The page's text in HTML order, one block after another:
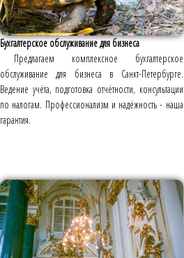
Бухгалтерское обслуживание для бизнеса
Предлагаем комплексное бухгалтерское
обслуживание для бизнеса в Санкт-Петербурге.
Ведение учёта, подготовка отчётности, консультации
по налогам. Профессионализм и надёжность - наша
гарантия.